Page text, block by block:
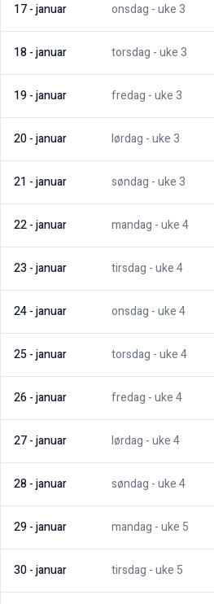
17-januar onsdag - uke3
18-januar torsdag - uke3
19-januar fredag - uke3
20-januar lørdag - uke3
21 -januar søndag - uke3
22-januar mandag - uke4
23 -januar tirsdag - uke4
24-januar onsdag - uke4
25-januar torsdag - uke4
26-januar fredag - uke4
27-januar lørdag - uke4
28-januar søndag - uke4
29-januar mandag - uke 5
30-januar tirsdag - uke 5